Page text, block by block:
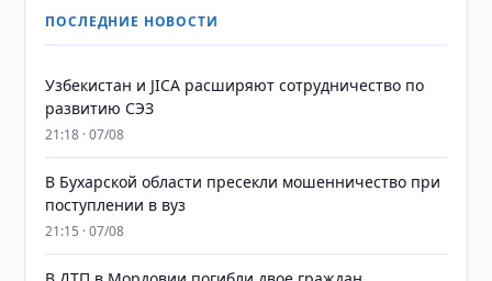
ПОСЛЕДНИЕ НОВОСТИ
Узбекистан и JICA расширяют сотрудничество по
развитию СЭЗ
21:18 · 07/08
В Бухарской области пресекли мошенничество при
поступлении в вуз
21:15 · 07/08